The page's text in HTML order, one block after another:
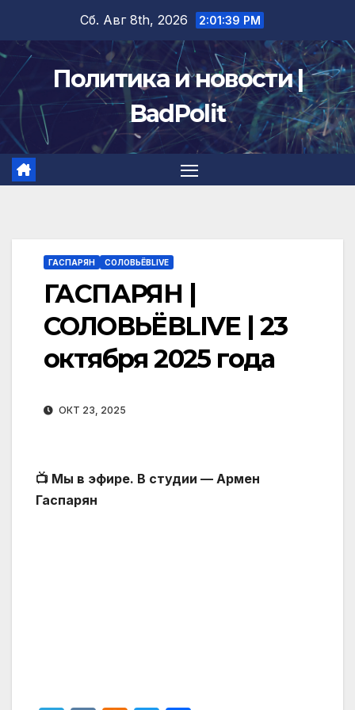
содержимому
Сб. Авг 8th, 2026 2:01:40 PM
Политика и новости |
BadPolit
ГАСПАРЯН СОЛОВЬЁВLIVE
ГАСПАРЯН |
СОЛОВЬЁВLIVE | 23
октября 2025 года
ОКТ 23, 2025
📺 Мы в эфире. В студии — Армен
Гаспарян